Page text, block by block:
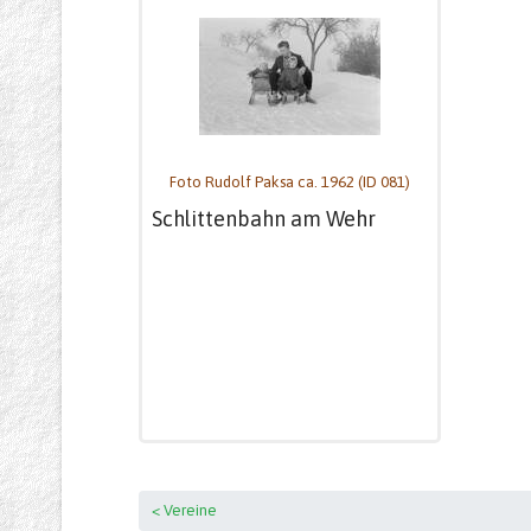
Foto Rudolf Paksa ca. 1962 (ID 081)
Schlittenbahn am Wehr
< Vereine